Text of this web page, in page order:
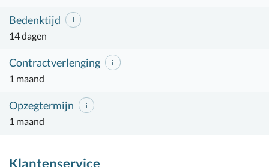
Bedenktijd
14 dagen
Contractverlenging
1 maand
Opzegtermijn
1 maand
Klantenservice